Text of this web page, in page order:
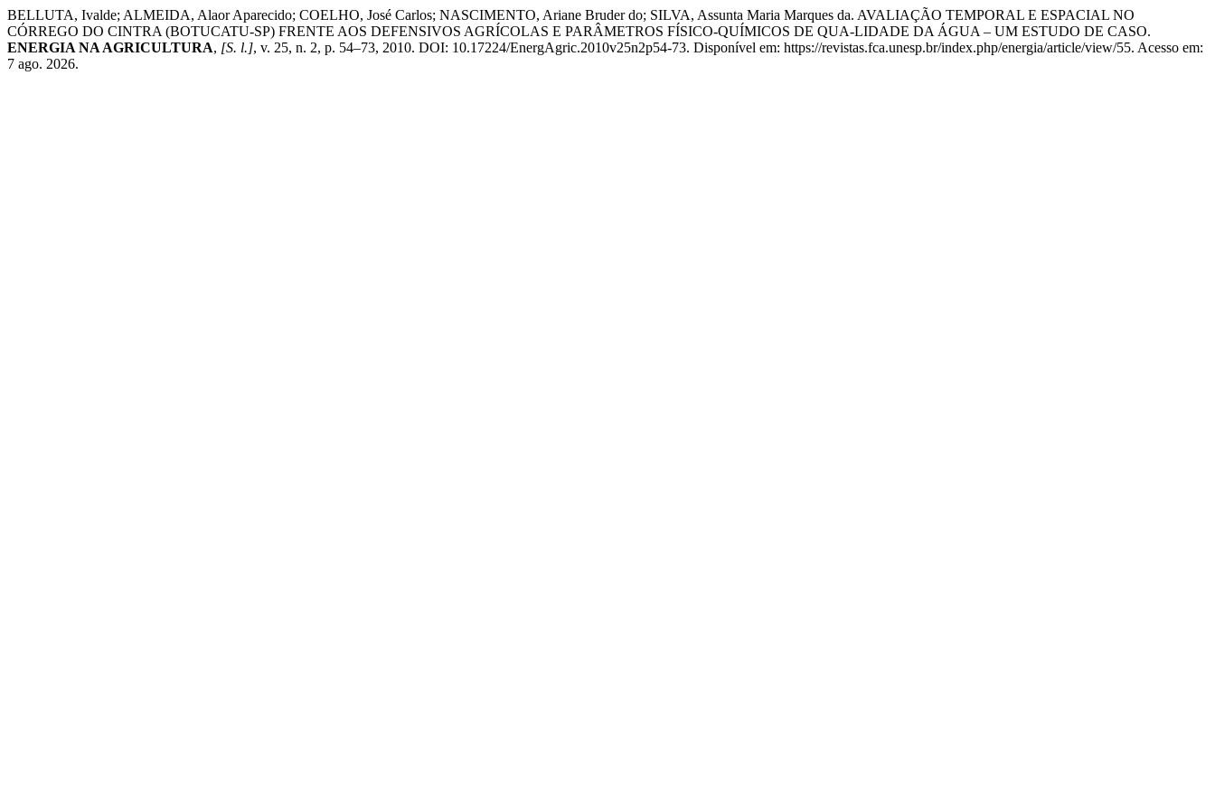
BELLUTA, Ivalde; ALMEIDA, Alaor Aparecido; COELHO, José Carlos; NASCIMENTO, Ariane Bruder do; SILVA, Assunta Maria Marques da. AVALIAÇÃO TEMPORAL E ESPACIAL NO
CÓRREGO DO CINTRA (BOTUCATU-SP) FRENTE AOS DEFENSIVOS AGRÍCOLAS E PARÂMETROS FÍSICO-QUÍMICOS DE QUA-LIDADE DA ÁGUA – UM ESTUDO DE CASO.
ENERGIA NA AGRICULTURA, [S. l.], v. 25, n. 2, p. 54–73, 2010. DOI: 10.17224/EnergAgric.2010v25n2p54-73. Disponível em: https://revistas.fca.unesp.br/index.php/energia/article/view/55. Acesso em:
7 ago. 2026.